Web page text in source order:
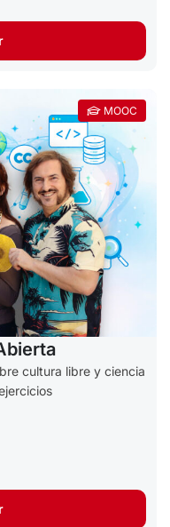
MOOC
cultura libre y ciencia